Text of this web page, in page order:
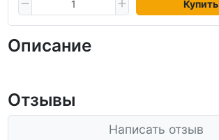
Купить
Описание
Отзывы
Написать отзыв